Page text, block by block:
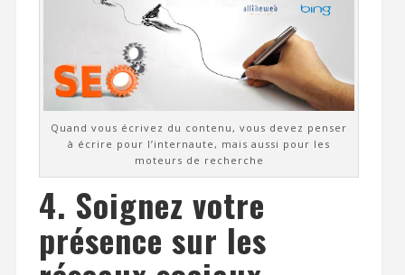
Quand vous écrivez du contenu, vous devez penser
à écrire pour l’internaute, mais aussi pour les
moteurs de recherche
4. Soignez votre
présence sur les